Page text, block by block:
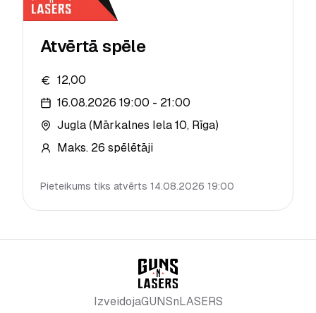
Atvērtā spēle
12,00
16.08.2026 19:00 - 21:00
Jugla (Mārkalnes Iela 10, Rīga)
Maks. 26 spēlētāji
Pieteikums tiks atvērts 14.08.2026 19:00
IzveidojaGUNSnLASERS